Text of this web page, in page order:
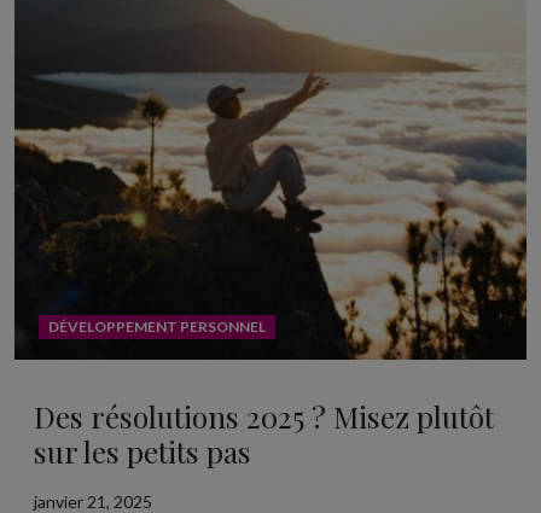
DÉVELOPPEMENT PERSONNEL
Des résolutions 2025 ? Misez plutôt
sur les petits pas
janvier 21, 2025